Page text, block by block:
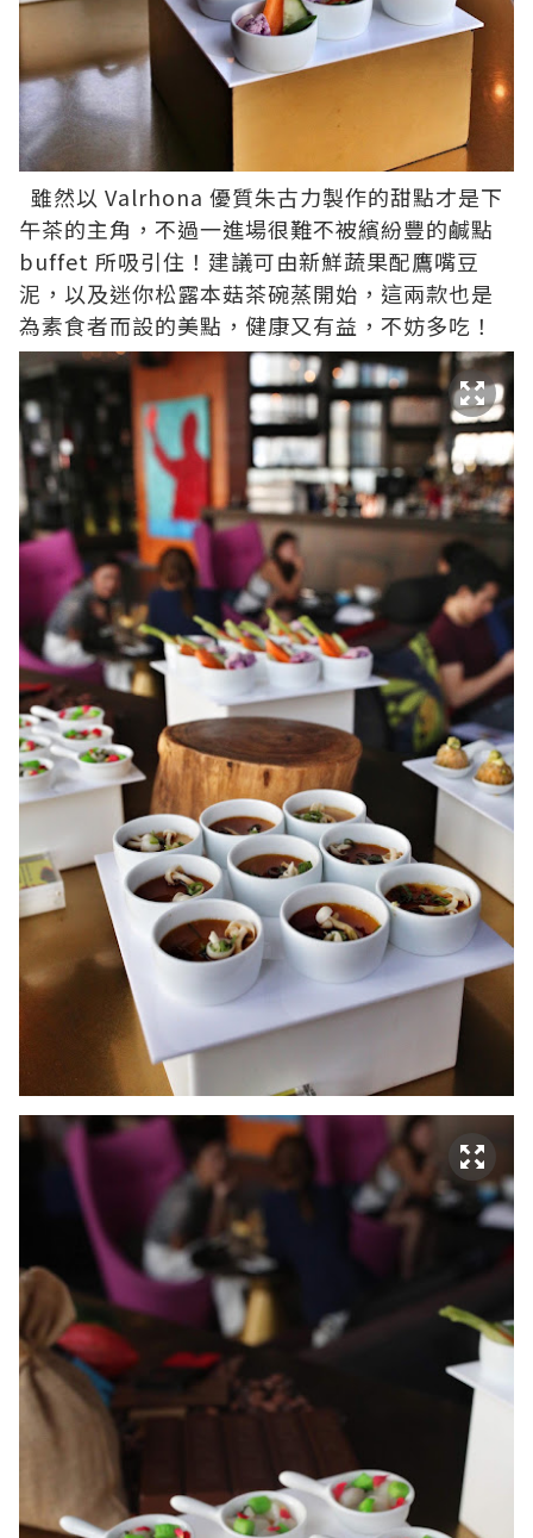
雖然以 Valrhona 優質朱古力製作的甜點才是下
午茶的主角，不過一進場很難不被繽紛豐的鹹點
buffet 所吸引住！建議可由新鮮蔬果配鷹嘴豆
泥，以及迷你松露本菇茶碗蒸開始，這兩款也是
為素食者而設的美點，健康又有益，不妨多吃！